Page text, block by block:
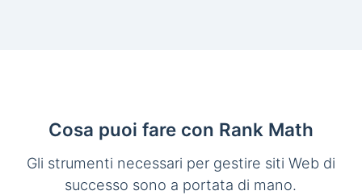
Cosa puoi fare con Rank Math
Gli strumenti necessari per gestire siti Web di
successo sono a portata di mano.